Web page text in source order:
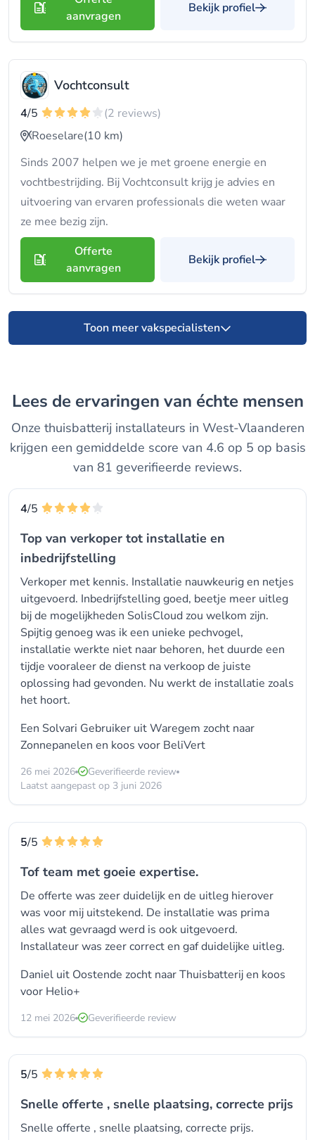
aanvragen
Bekijk profiel
Vochtconsult
4/5
(2 reviews)
Roeselare(10 km)
Sinds 2007 helpen we je met groene energie en
vochtbestrijding. Bij Vochtconsult krijg je advies en
uitvoering van ervaren professionals die weten waar
ze mee bezig zijn.
Offerte
aanvragen
Bekijk profiel
Toon meer vakspecialisten
Lees de ervaringen van échte mensen
Onze thuisbatterij installateurs in West-Vlaanderen
krijgen een gemiddelde score van 4.6 op 5 op basis
van 81 geverifieerde reviews.
4/5
Top van verkoper tot installatie en
inbedrijfstelling
Verkoper met kennis. Installatie nauwkeurig en netjes
uitgevoerd. Inbedrijfstelling goed, beetje meer uitleg
bij de mogelijkheden SolisCloud zou welkom zijn.
Spijtig genoeg was ik een unieke pechvogel,
installatie werkte niet naar behoren, het duurde een
tijdje vooraleer de dienst na verkoop de juiste
oplossing had gevonden. Nu werkt de installatie zoals
het hoort.
Een Solvari Gebruiker uit Waregem zocht naar
Zonnepanelen en koos voor BeliVert
26 mei 2026
Geverifieerde review
Laatst aangepast op 3 juni 2026
5/5
Tof team met goeie expertise.
De offerte was zeer duidelijk en de uitleg hierover
was voor mij uitstekend. De installatie was prima
alles wat gevraagd werd is ook uitgevoerd.
Installateur was zeer correct en gaf duidelijke uitleg.
Daniel uit Oostende zocht naar Thuisbatterij en koos
voor Helio+
12 mei 2026 Geverifieerde review
5/5
Snelle offerte , snelle plaatsing, correcte prijs
Snelle offerte , snelle plaatsing, correcte prijs.